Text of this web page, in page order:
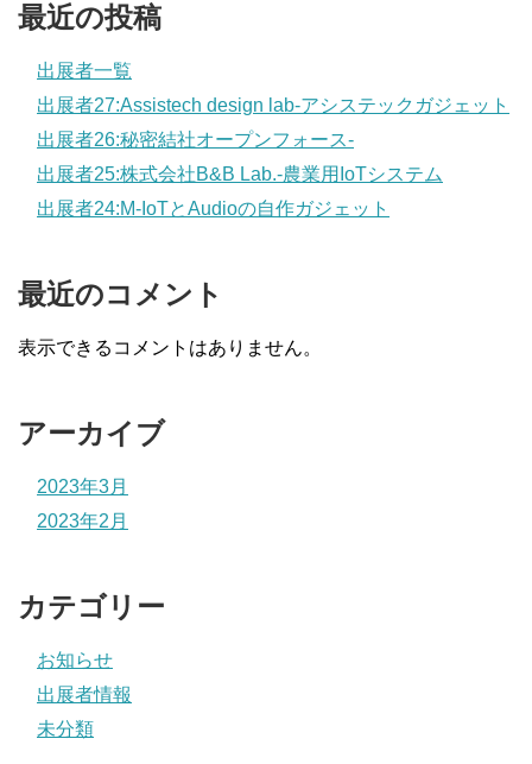
最近の投稿
出展者一覧
出展者27:Assistech design lab-アシステックガジェット
出展者26:秘密結社オープンフォース-
出展者25:株式会社B&B Lab.-農業用IoTシステム
出展者24:M-IoTとAudioの自作ガジェット
最近のコメント
表示できるコメントはありません。
アーカイブ
2023年3月
2023年2月
カテゴリー
お知らせ
出展者情報
未分類